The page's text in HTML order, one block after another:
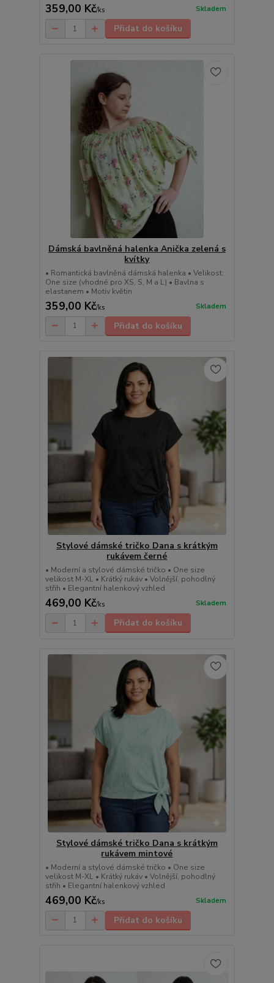
359,00 Kč/ks Skladem
Přidat do košíku
Dámská bavlněná halenka Anička zelená s
kvítky
• Romantická bavlněná dámská halenka • Velikost:
One size (vhodné pro XS, S, M a L) • Bavlna s
elastanem • Motiv květin
359,00 Kč/ks Skladem
Přidat do košíku
Stylové dámské tričko Dana s krátkým
rukávem černé
• Moderní a stylové dámské tričko • One size
velikost M-XL • Krátký rukáv • Volnější, pohodlný
střih • Elegantní halenkový vzhled
469,00 Kč/ks Skladem
Přidat do košíku
Stylové dámské tričko Dana s krátkým
rukávem mintové
• Moderní a stylové dámské tričko • One size
velikost M-XL • Krátký rukáv • Volnější, pohodlný
střih • Elegantní halenkový vzhled
469,00 Kč/ks Skladem
Přidat do košíku